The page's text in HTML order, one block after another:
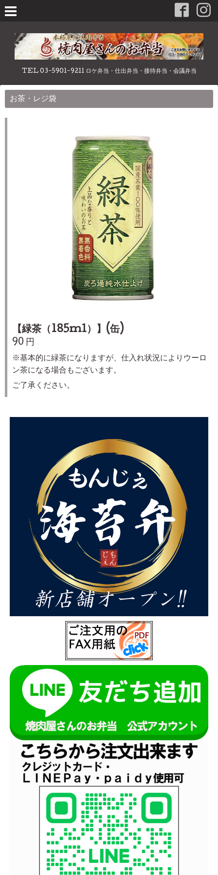
TEL 03-5901-9211 ロケ弁当・仕出弁当・接待弁当・会議弁当
お茶・レジ袋
【緑茶（185ml）】(缶)
90 円
※基本的に緑茶になりますが、仕入れ状況によりウーロ
ン茶になる場合もございます。
ご了承ください。